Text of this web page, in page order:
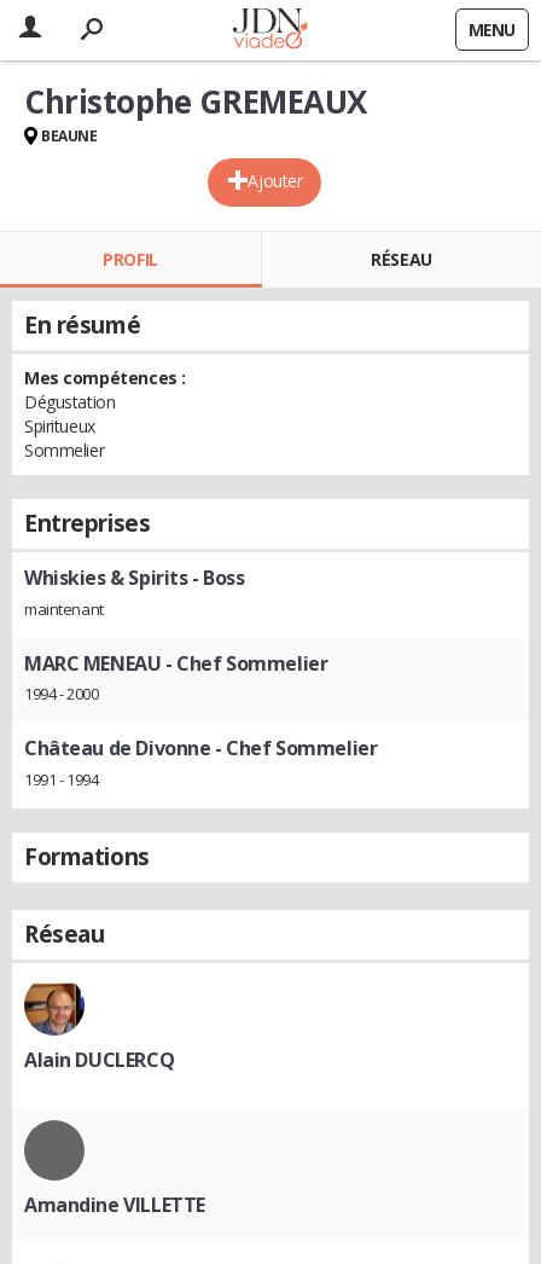
MENU
Ajouter
Christophe GREMEAUX
BEAUNE
PROFIL RÉSEAU
En résumé
Mes compétences :
Dégustation
Spiritueux
Sommelier
Entreprises
Whiskies & Spirits- Boss
maintenant
MARC MENEAU - Chef Sommelier
1994 - 2000
Château de Divonne - Chef Sommelier
1991 - 1994
Formations
Réseau
Alain DUCLERCQ
Amandine VILLETTE